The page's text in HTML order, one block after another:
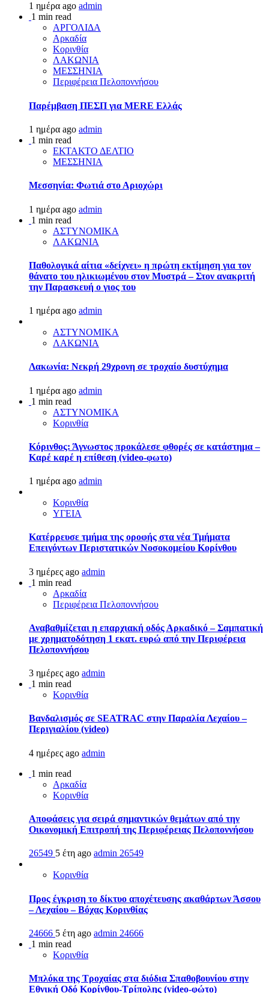
1 ημέρα ago admin
1 min read
ΑΡΓΟΛΙΔΑ
Αρκαδία
Κορινθία
ΛΑΚΩΝΙΑ
ΜΕΣΣΗΝΙΑ
Περιφέρεια Πελοποννήσου
Παρέμβαση ΠΕΣΠ για MERE Ελλάς
1 ημέρα ago admin
1 min read
ΕΚΤΑΚΤΟ ΔΕΛΤΙΟ
ΜΕΣΣΗΝΙΑ
Μεσσηνία: Φωτιά στο Αριοχώρι
1 ημέρα ago admin
1 min read
ΑΣΤΥΝΟΜΙΚΑ
ΛΑΚΩΝΙΑ
Παθολογικά αίτια «δείχνει» η πρώτη εκτίμηση για τον
θάνατο του ηλικιωμένου στον Μυστρά – Στον ανακριτή
την Παρασκευή ο γιος του
1 ημέρα ago admin
ΑΣΤΥΝΟΜΙΚΑ
ΛΑΚΩΝΙΑ
Λακωνία: Νεκρή 29χρονη σε τροχαίο δυστύχημα
1 ημέρα ago admin
1 min read
ΑΣΤΥΝΟΜΙΚΑ
Κορινθία
Κόρινθος: Άγνωστος προκάλεσε φθορές σε κατάστημα –
Καρέ καρέ η επίθεση (video-φωτο)
1 ημέρα ago admin
Κορινθία
ΥΓΕΙΑ
Kατέρρευσε τμήμα της οροφής στα νέα Τμήματα
Επειγόντων Περιστατικών Νοσοκομείου Κορίνθου
3 ημέρες ago admin
1 min read
Αρκαδία
Περιφέρεια Πελοποννήσου
Αναβαθμίζεται η επαρχιακή οδός Αρκαδικό – Σαμπατική
με χρηματοδότηση 1 εκατ. ευρώ από την Περιφέρεια
Πελοποννήσου
3 ημέρες ago admin
1 min read
Κορινθία
Βανδαλισμός σε SEATRAC στην Παραλία Λεχαίου –
Περιγιαλίου (video)
4 ημέρες ago admin
1 min read
Αρκαδία
Κορινθία
Αποφάσεις για σειρά σημαντικών θεμάτων από την
Οικονομική Επιτροπή της Περιφέρειας Πελοποννήσου
26549 5 έτη ago admin 26549
Κορινθία
Προς έγκριση το δίκτυο αποχέτευσης ακαθάρτων Άσσου
– Λεχαίου – Βόχας Κορινθίας
24666 5 έτη ago admin 24666
1 min read
Κορινθία
Μπλόκα της Τροχαίας στα διόδια Σπαθοβουνίου στην
Εθνική Οδό Κορίνθου-Τρίπολης (video-φώτο)